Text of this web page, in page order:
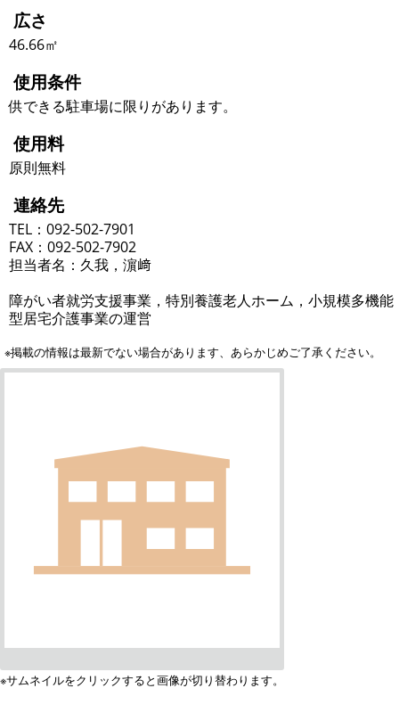
広さ
46.66㎡
使用条件
供できる駐車場に限りがあります。
使用料
原則無料
連絡先
TEL：092-502-7901
FAX：092-502-7902
担当者名：久我，濵﨑
障がい者就労支援事業，特別養護老人ホーム，小規模多機能
型居宅介護事業の運営
※掲載の情報は最新でない場合があります、あらかじめご了承ください。
※サムネイルをクリックすると画像が切り替わります。